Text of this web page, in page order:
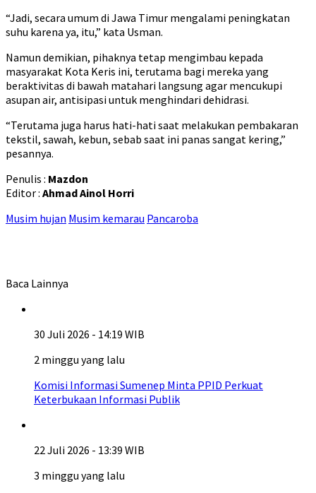
“Jadi, secara umum di Jawa Timur mengalami peningkatan
suhu karena ya, itu,” kata Usman.
Namun demikian, pihaknya tetap mengimbau kepada
masyarakat Kota Keris ini, terutama bagi mereka yang
beraktivitas di bawah matahari langsung agar mencukupi
asupan air, antisipasi untuk menghindari dehidrasi.
“Terutama juga harus hati-hati saat melakukan pembakaran
tekstil, sawah, kebun, sebab saat ini panas sangat kering,”
pesannya.
Penulis : Mazdon
Editor : Ahmad Ainol Horri
Musim hujan Musim kemarau Pancaroba
Baca Lainnya
30 Juli 2026 - 14:19 WIB
2 minggu yang lalu
Komisi Informasi Sumenep Minta PPID Perkuat
Keterbukaan Informasi Publik
22 Juli 2026 - 13:39 WIB
3 minggu yang lalu